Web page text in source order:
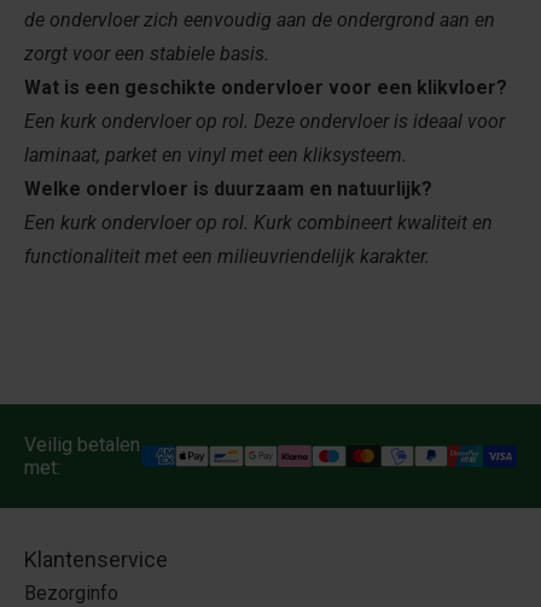
de ondervloer zich eenvoudig aan de ondergrond aan en
zorgt voor een stabiele basis.
Wat is een geschikte ondervloer voor een klikvloer?
Een kurk ondervloer op rol. Deze ondervloer is ideaal voor
laminaat, parket en vinyl met een kliksysteem.
Welke ondervloer is duurzaam en natuurlijk?
Een kurk ondervloer op rol. Kurk combineert kwaliteit en
functionaliteit met een milieuvriendelijk karakter.
Veilig betalen
met:
Klantenservice
Bezorginfo